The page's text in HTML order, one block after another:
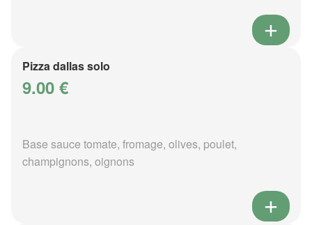
Pizza dallas solo
9.00 €
Base sauce tomate, fromage, olives, poulet,
champignons, oignons